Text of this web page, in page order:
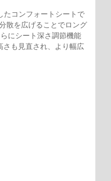
たコンフォートシートで
散を広げることでロング
にシート深さ調節機能
さも見直され、より幅広